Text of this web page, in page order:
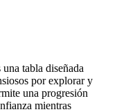
tabla diseñada
por explorar y
una progresión
mientras